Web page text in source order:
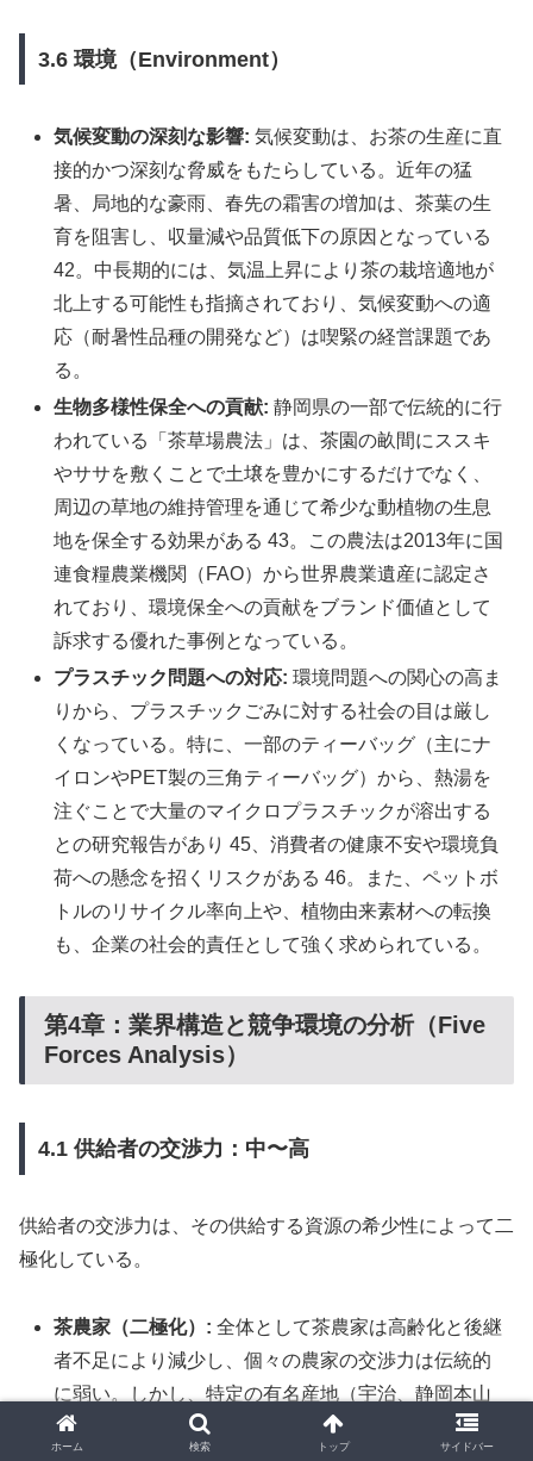
3.6 環境（Environment）
気候変動の深刻な影響: 気候変動は、お茶の生産に直
接的かつ深刻な脅威をもたらしている。近年の猛
暑、局地的な豪雨、春先の霜害の増加は、茶葉の生
育を阻害し、収量減や品質低下の原因となっている
42。中長期的には、気温上昇により茶の栽培適地が
北上する可能性も指摘されており、気候変動への適
応（耐暑性品種の開発など）は喫緊の経営課題であ
る。
生物多様性保全への貢献: 静岡県の一部で伝統的に行
われている「茶草場農法」は、茶園の畝間にススキ
やササを敷くことで土壌を豊かにするだけでなく、
周辺の草地の維持管理を通じて希少な動植物の生息
地を保全する効果がある 43。この農法は2013年に国
連食糧農業機関（FAO）から世界農業遺産に認定さ
れており、環境保全への貢献をブランド価値として
訴求する優れた事例となっている。
プラスチック問題への対応: 環境問題への関心の高ま
りから、プラスチックごみに対する社会の目は厳し
くなっている。特に、一部のティーバッグ（主にナ
イロンやPET製の三角ティーバッグ）から、熱湯を
注ぐことで大量のマイクロプラスチックが溶出する
との研究報告があり 45、消費者の健康不安や環境負
荷への懸念を招くリスクがある 46。また、ペットボ
トルのリサイクル率向上や、植物由来素材への転換
も、企業の社会的責任として強く求められている。
第4章：業界構造と競争環境の分析（Five
Forces Analysis）
4.1 供給者の交渉力：中〜高
供給者の交渉力は、その供給する資源の希少性によって二
極化している。
茶農家（二極化）: 全体として茶農家は高齢化と後継
者不足により減少し、個々の農家の交渉力は伝統的
に弱い。しかし、特定の有名産地（宇治、静岡本山
など）や、手間のかかる有機JAS認証を取得した高品
ホーム 検索 トップ サイドバー